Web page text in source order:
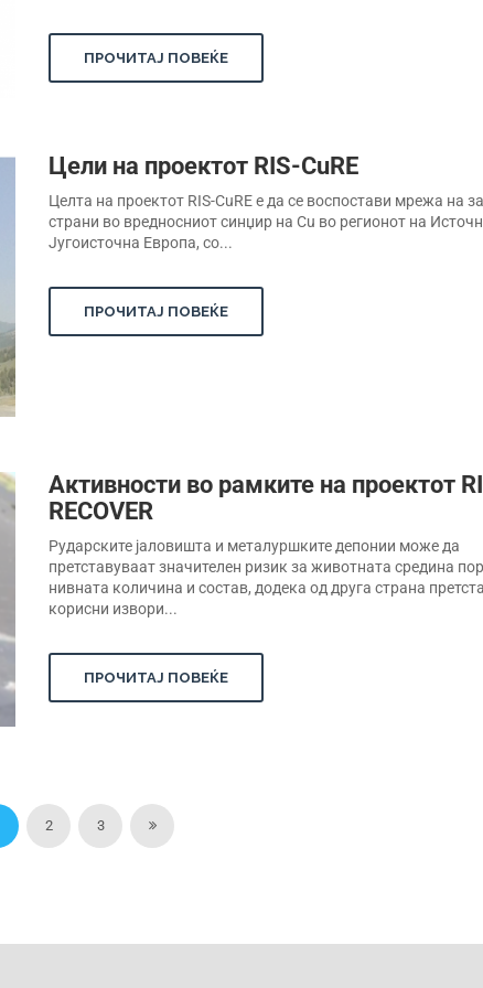
ПРОЧИТАЈ ПОВЕЌЕ
Цели на проектот RIS-CuRE
Целта на проектот RIS-CuRE е да се воспостави мрежа на
страни во вредносниот синџир на Cu во регионот на
Југоисточна Европа, со...
ПРОЧИТАЈ ПОВЕЌЕ
Активности во рамките на проектот
RECOVER
Рударските јаловишта и металуршките депонии може да
претставуваат значителен ризик за животната средина
нивната количина и состав, додека од друга страна
корисни извори...
ПРОЧИТАЈ ПОВЕЌЕ
2 3